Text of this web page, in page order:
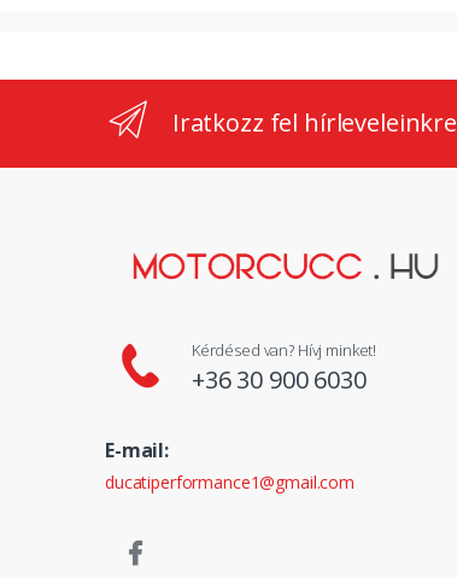
Iratkozz fel hírleveleinkre
Kérdésed van? Hívj minket!
+36 30 900 6030
E-mail:
ducatiperformance1@gmail.com